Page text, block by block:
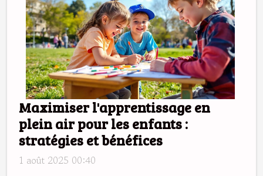
Maximiser l'apprentissage en
plein air pour les enfants :
stratégies et bénéfices
1 août 2025 00:40